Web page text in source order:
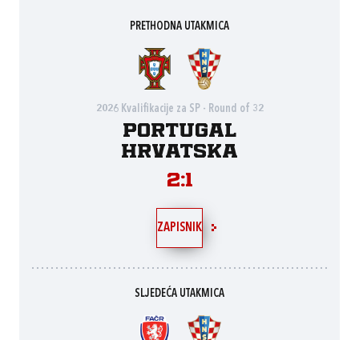
PRETHODNA UTAKMICA
2026 Kvalifikacije za SP - Round of 32
Portugal
Hrvatska
2:1
ZAPISNIK
SLJEDEĆA UTAKMICA